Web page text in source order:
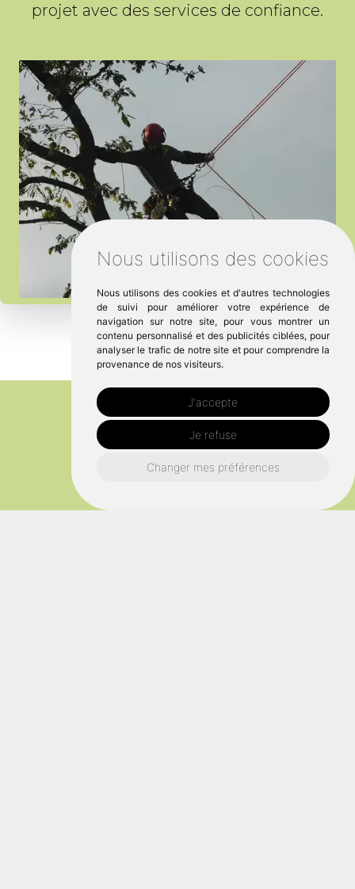
Nous utilisons des cookies
Nous utilisons des cookies et d'autres technologies
de suivi pour améliorer votre expérience de
navigation sur notre site, pour vous montrer un
contenu personnalisé et des publicités ciblées, pour
analyser le trafic de notre site et pour comprendre la
provenance de nos visiteurs.
J'accepte
Je refuse
Changer mes préférences
projet avec des services de confiance.